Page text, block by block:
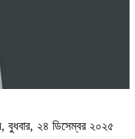
২৪ ডিসেম্বর ২০২৫